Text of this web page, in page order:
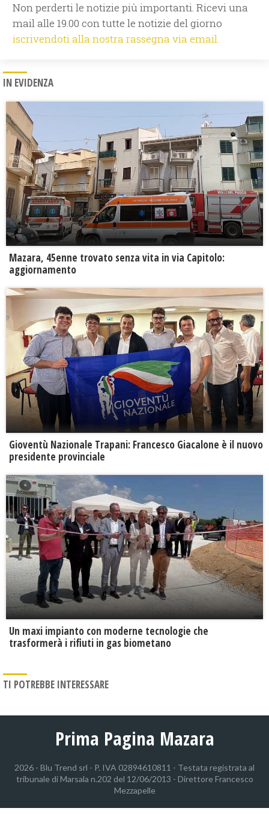
Non perderti le notizie più importanti. Ricevi una
mail alle 19.00 con tutte le notizie del giorno
iscrivendoti alla nostra rassegna via email.
IN EVIDENZA
Mazara, 45enne trovato senza vita in via Capitolo:
aggiornamento
Gioventù Nazionale Trapani: Francesco Giacalone è il nuovo
presidente provinciale
Un maxi impianto con moderne tecnologie che
trasformerà i rifiuti in gas biometano
TI POTREBBE INTERESSARE
Prima Pagina Mazara
2026 - Blu Trend srl - P. IVA 02894610811 - Testata registrata al
tribunale di Marsala n.202 del 12/06/2013 - Direttore Francesco
Mezzapelle